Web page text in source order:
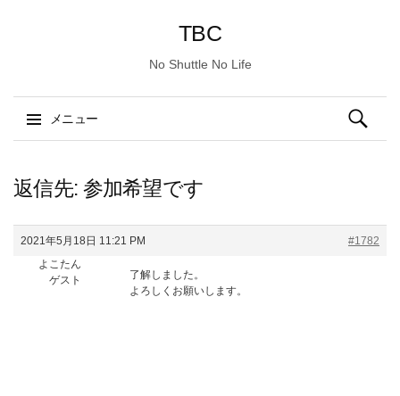
TBC
No Shuttle No Life
メニュー
ン
ン
ツ
検
索:
返信先: 参加希望です
2021年5月18日 11:21 PM
#1782
よこたん
ゲスト
了解しました。
よろしくお願いします。